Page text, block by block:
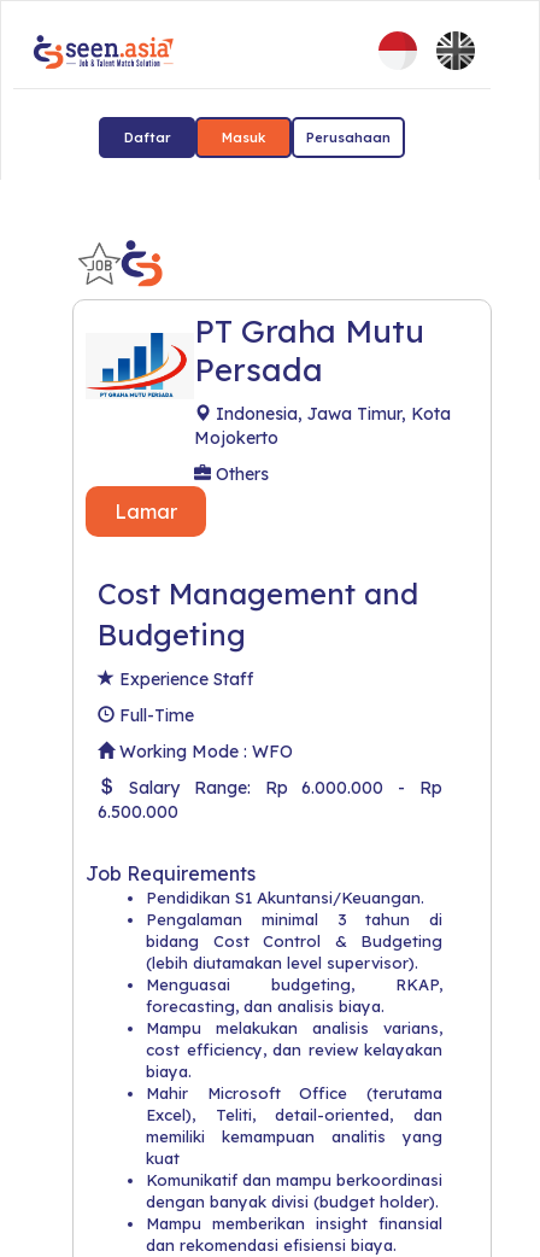
Daftar Masuk Perusahaan
PT Graha Mutu
Persada
Indonesia, Jawa Timur, Kota
Mojokerto
Others
Lamar
Cost Management and
Budgeting
Experience Staff
Full-Time
Working Mode : WFO
Salary Range: Rp 6.000.000 - Rp
6.500.000
Job Requirements
Pendidikan S1 Akuntansi/Keuangan.
Pengalaman minimal 3 tahun di
bidang Cost Control & Budgeting
(lebih diutamakan level supervisor).
Menguasai budgeting, RKAP,
forecasting, dan analisis biaya.
Mampu melakukan analisis varians,
cost efficiency, dan review kelayakan
biaya.
Mahir Microsoft Office (terutama
Excel), Teliti, detail-oriented, dan
memiliki kemampuan analitis yang
kuat
Komunikatif dan mampu berkoordinasi
dengan banyak divisi (budget holder).
Mampu memberikan insight finansial
dan rekomendasi efisiensi biaya.